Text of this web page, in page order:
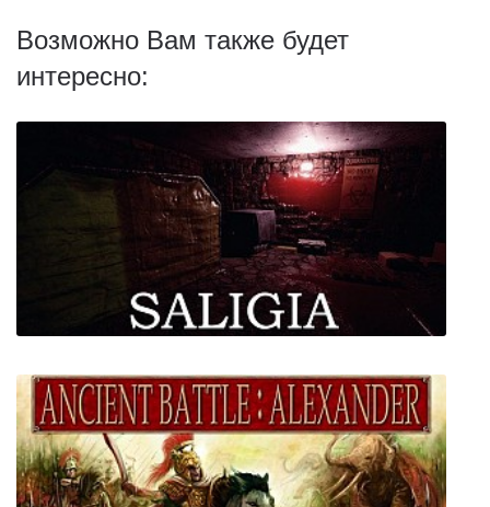
Возможно Вам также будет
интересно: